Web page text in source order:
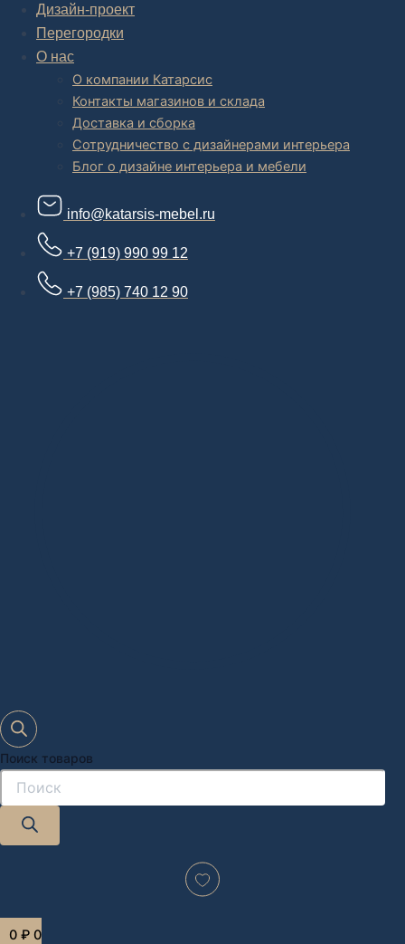
Дизайн-проект
Перегородки
О нас
О компании Катарсис
Контакты магазинов и склада
Доставка и сборка
Сотрудничество с дизайнерами интерьера
Блог о дизайне интерьера и мебели
info@katarsis-mebel.ru
+7 (919) 990 99 12
+7 (985) 740 12 90
Поиск товаров
0 ₽ 0
есть и готовые товары, которые можем доставить уже сегодня, и
корпусная мебель на заказ, включая кухни.
Дизайн-проект "под ключ" в Москве